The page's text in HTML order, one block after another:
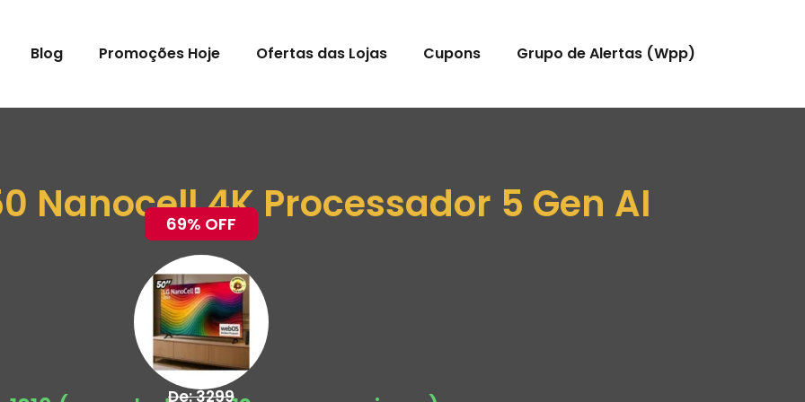
Blog Promoções Hoje Ofertas das Lojas Cupons Grupo de Alertas (Wpp)
Nanocell 4K Processador 5 Gen AI
69% OFF
De: 3299